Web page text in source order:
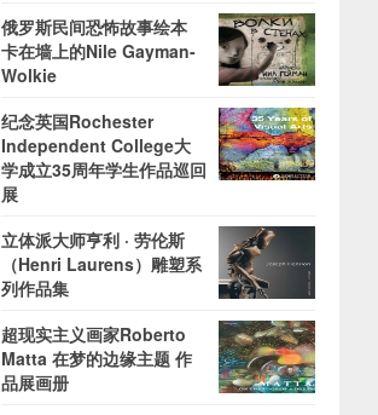
俄罗斯民间恐怖故事绘本
卡在墙上的Nile Gayman-
Wolkie
纪念英国Rochester
Independent College大
学成立35周年学生作品巡回
展
立体派大师亨利 · 劳伦斯
（Henri Laurens）雕塑系
列作品集
超现实主义画家Roberto
Matta 在梦的边缘主题 作
品展画册